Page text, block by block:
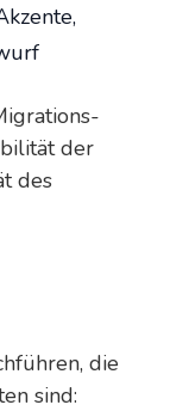
der
des
die
sind: